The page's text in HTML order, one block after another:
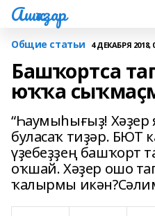
Ашҡаҙар
Общие статьи 4 ДЕКАБРЯ 2018,
Башҡортса
юҡҡа
“Һаумыһығыҙ!
буласаҡ тиҙәр. БЮТ
үҙебеҙҙең башҡорт
оҡшай. Хәҙер ошо
ҡалырмы